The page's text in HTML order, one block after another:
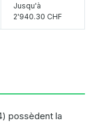
Jusqu'à
2'940.30 CHF
possèdent la